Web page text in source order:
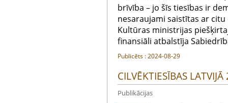
brīvība – jo šīs tiesības ir
nesaraujami saistītas ar
Kultūras ministrijas
finansiāli atbalstīja
Publicēts : 2024-08-29
CILVĒKTIESĪBAS
Publikācijas